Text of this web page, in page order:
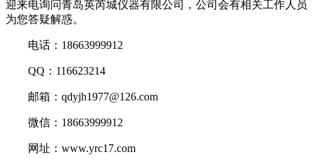
迎来电询问青岛英芮城仪器有限公司，公司会有相关工作人员
为您答疑解惑。
电话：18663999912
QQ：116623214
邮箱：qdyjh1977@126.com
微信：18663999912
网址：www.yrc17.com